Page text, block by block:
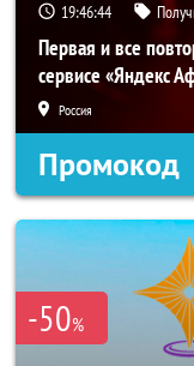
19:46:43
Первая и все
сервисе «Яндекс
Россия
Промокод
-50%